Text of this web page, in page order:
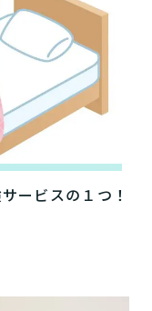
ービスの１つ！